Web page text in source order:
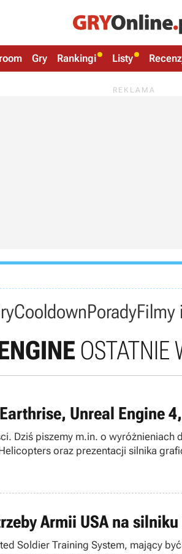
Gry Rankingi Listy
CooldownPoradyFilmy
OSTATNIE
Unreal Engine
Dziś piszemy m.in. o
oraz prezentacji silnika
Armii USA na silniku
Soldier Training System, mający